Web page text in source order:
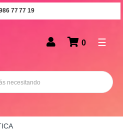
77 77 19
0 ☰